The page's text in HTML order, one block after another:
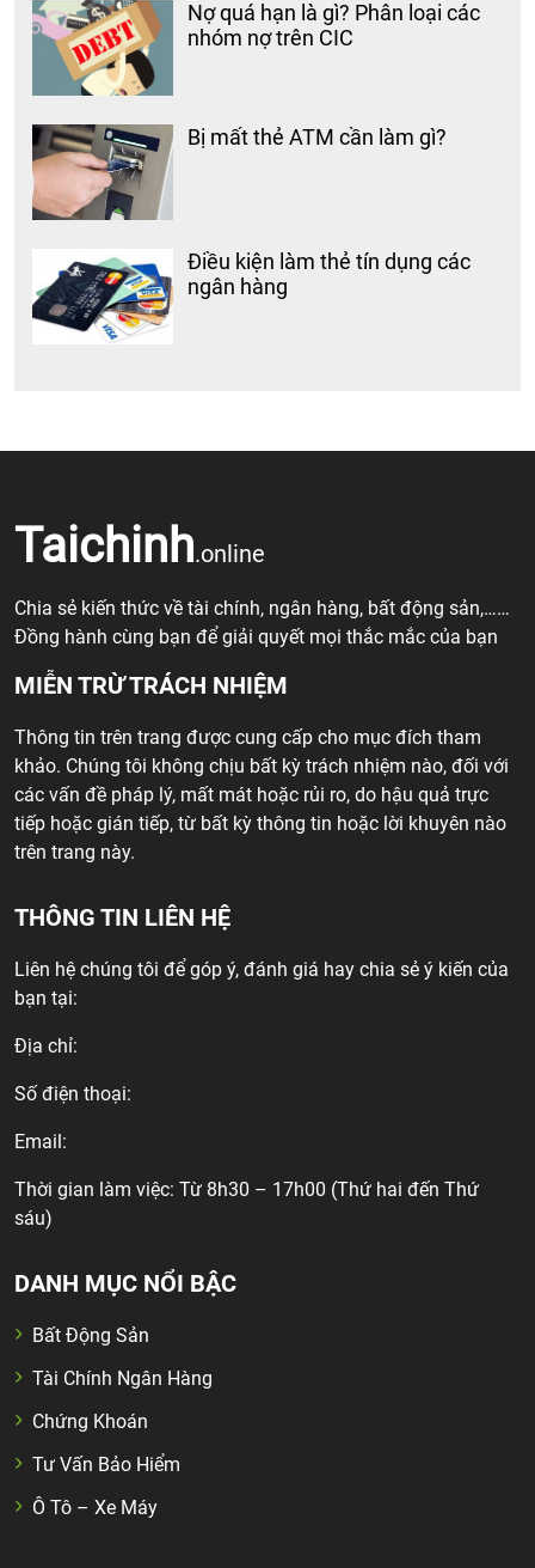
Nợ quá hạn là gì? Phân loại các
nhóm nợ trên CIC
Bị mất thẻ ATM cần làm gì?
Điều kiện làm thẻ tín dụng các
ngân hàng
Taichinh.online
Chia sẻ kiến thức về tài chính, ngân hàng, bất động sản,……
Đồng hành cùng bạn để giải quyết mọi thắc mắc của bạn
MIỄN TRỪ TRÁCH NHIỆM
Thông tin trên trang được cung cấp cho mục đích tham
khảo. Chúng tôi không chịu bất kỳ trách nhiệm nào, đối với
các vấn đề pháp lý, mất mát hoặc rủi ro, do hậu quả trực
tiếp hoặc gián tiếp, từ bất kỳ thông tin hoặc lời khuyên nào
trên trang này.
THÔNG TIN LIÊN HỆ
Liên hệ chúng tôi để góp ý, đánh giá hay chia sẻ ý kiến của
bạn tại:
Địa chỉ:
Số điện thoại:
Email:
Thời gian làm việc: Từ 8h30 – 17h00 (Thứ hai đến Thứ
sáu)
DANH MỤC NỔI BẬC
Bất Động Sản
Tài Chính Ngân Hàng
Chứng Khoán
Tư Vấn Bảo Hiểm
Ô Tô – Xe Máy